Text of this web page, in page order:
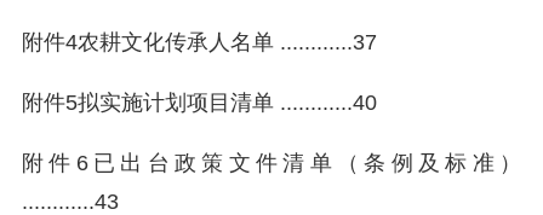
附件4农耕文化传承人名单 ............37
附件5拟实施计划项目清单 ............40
附件6已出台政策文件清单（条例及标准）
............43